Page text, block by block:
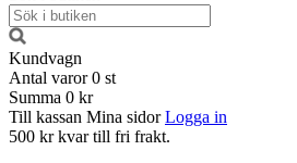
Kundvagn
Antal varor 0 st
Summa 0 kr
Till kassan Mina sidor Logga in
500 kr kvar till fri frakt.